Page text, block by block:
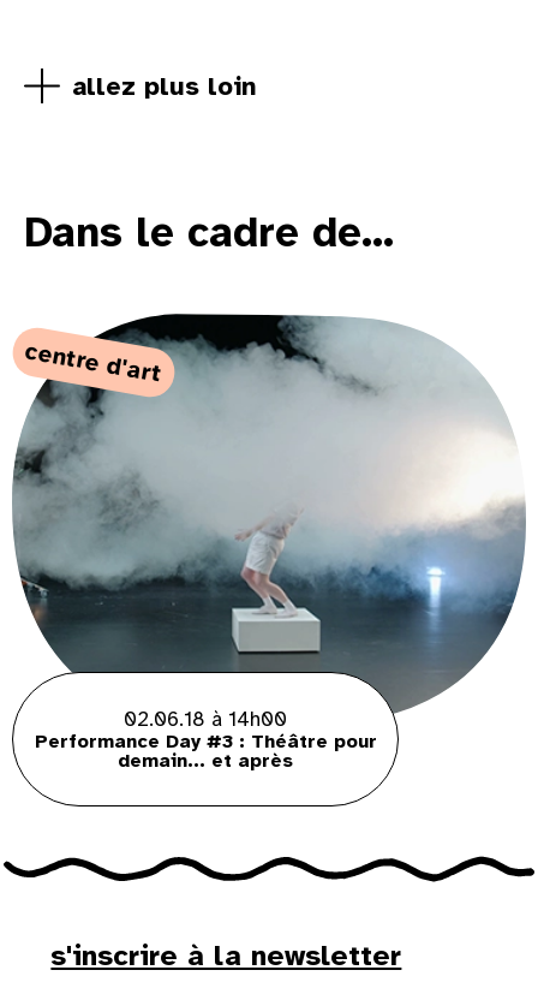
allez plus loin
Dans le cadre de...
centre d'art
02.06.18 à 14h00
Performance Day #3 : Théâtre pour
demain... et après
s'inscrire à la newsletter